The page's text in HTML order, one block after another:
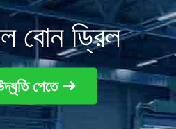
বোন ড্রিল
পেতে